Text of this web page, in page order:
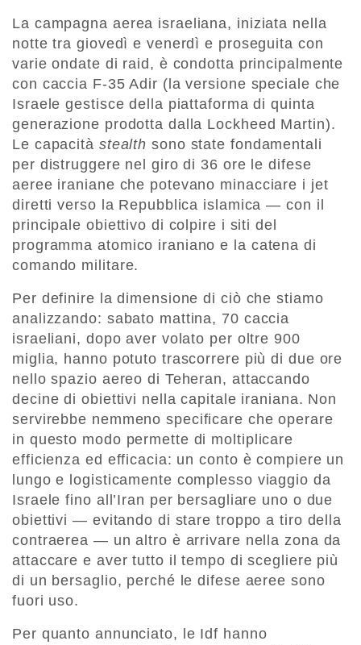
La campagna aerea israeliana, iniziata nella
notte tra giovedì e venerdì e proseguita con
varie ondate di raid, è condotta principalmente
con caccia F-35 Adir (la versione speciale che
Israele gestisce della piattaforma di quinta
generazione prodotta dalla Lockheed Martin).
Le capacità stealth sono state fondamentali
per distruggere nel giro di 36 ore le difese
aeree iraniane che potevano minacciare i jet
diretti verso la Repubblica islamica — con il
principale obiettivo di colpire i siti del
programma atomico iraniano e la catena di
comando militare.
Per definire la dimensione di ciò che stiamo
analizzando: sabato mattina, 70 caccia
israeliani, dopo aver volato per oltre 900
miglia, hanno potuto trascorrere più di due ore
nello spazio aereo di Teheran, attaccando
decine di obiettivi nella capitale iraniana. Non
servirebbe nemmeno specificare che operare
in questo modo permette di moltiplicare
efficienza ed efficacia: un conto è compiere un
lungo e logisticamente complesso viaggio da
Israele fino all’Iran per bersagliare uno o due
obiettivi — evitando di stare troppo a tiro della
contraerea — un altro è arrivare nella zona da
attaccare e aver tutto il tempo di scegliere più
di un bersaglio, perché le difese aeree sono
fuori uso.
Per quanto annunciato, le Idf hanno